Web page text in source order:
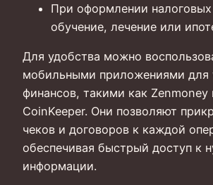
При оформлении
обучение, лечение или
Для удобства можно
мобильными приложениями для
финансов, такими как Zenmoney
CoinKeeper. Они позволяют
чеков и договоров к каждой
обеспечивая быстрый доступ к
информации.